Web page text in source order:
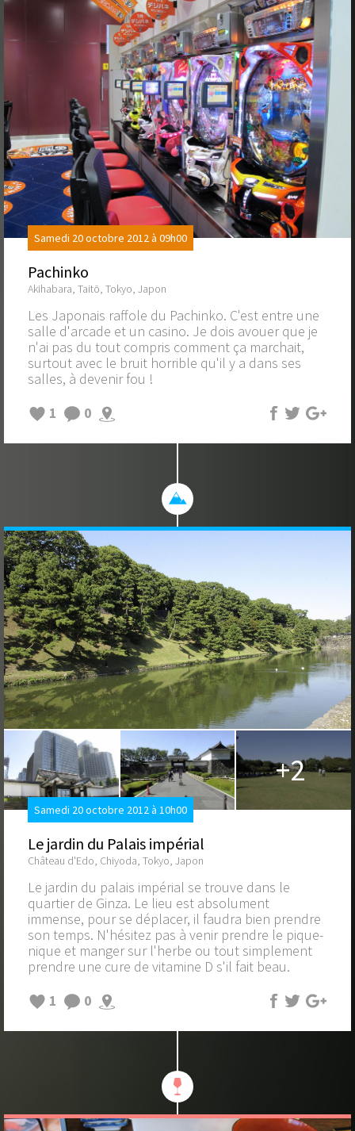
Samedi 20 octobre 2012 à 09h00
Pachinko
Akihabara, Taitō, Tokyo, Japon
Les Japonais raffole du Pachinko. C'est entre une
salle d'arcade et un casino. Je dois avouer que je
n'ai pas du tout compris comment ça marchait,
surtout avec le bruit horrible qu'il y a dans ses
salles, à devenir fou !
1
0
+2
Samedi 20 octobre 2012 à 10h00
Le jardin du Palais impérial
Château d'Edo, Chiyoda, Tokyo, Japon
Le jardin du palais impérial se trouve dans le
quartier de Ginza. Le lieu est absolument
immense, pour se déplacer, il faudra bien prendre
son temps. N'hésitez pas à venir prendre le pique-
nique et manger sur l'herbe ou tout simplement
prendre une cure de vitamine D s'il fait beau.
1
0